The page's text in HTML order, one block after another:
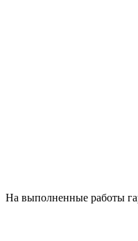
На выполненные работы